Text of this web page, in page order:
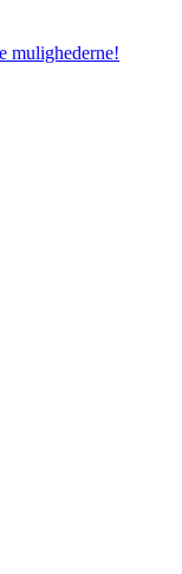
mulighederne!